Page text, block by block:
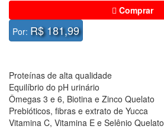
Comprar
Por: R$ 181,99
Proteínas de alta qualidade
Equilíbrio do pH urinário
Ômegas 3 e 6, Biotina e Zinco Quelato
Prebióticos, fibras e extrato de Yucca
Vitamina C, Vitamina E e Selênio Quelato